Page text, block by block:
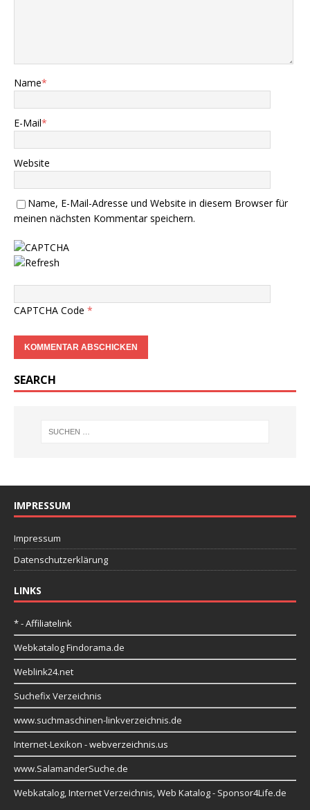
Name*
E-Mail*
Website
Name, E-Mail-Adresse und Website in diesem Browser für
meinen nächsten Kommentar speichern.
CAPTCHA Code *
SEARCH
IMPRESSUM
Impressum
Datenschutzerklärung
LINKS
* - Affiliatelink
Webkatalog Findorama.de
Weblink24.net
Suchefix Verzeichnis
www.suchmaschinen-linkverzeichnis.de
Internet-Lexikon - webverzeichnis.us
www.SalamanderSuche.de
Webkatalog, Internet Verzeichnis, Web Katalog - Sponsor4Life.de